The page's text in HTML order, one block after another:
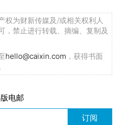
权为财新传媒及/或相关权利人
，禁止进行转载、摘编、复制及
hello@caixin.com ，获得书面
电邮
订阅